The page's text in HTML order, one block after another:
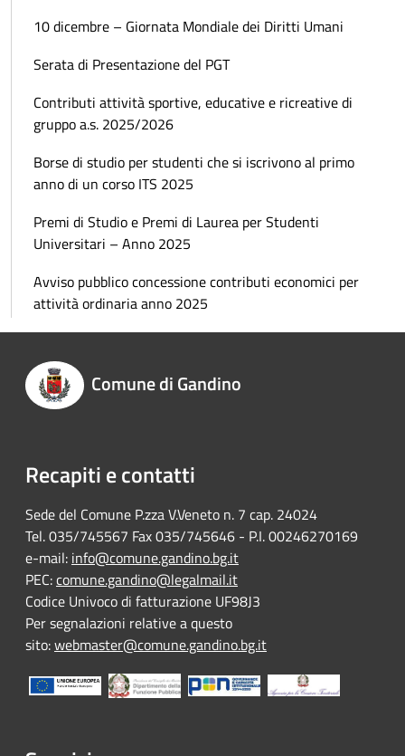
10 dicembre – Giornata Mondiale dei Diritti Umani
Serata di Presentazione del PGT
Contributi attività sportive, educative e ricreative di
gruppo a.s. 2025/2026
Borse di studio per studenti che si iscrivono al primo
anno di un corso ITS 2025
Premi di Studio e Premi di Laurea per Studenti
Universitari – Anno 2025
Avviso pubblico concessione contributi economici per
attività ordinaria anno 2025
Comune di Gandino
Recapiti e contatti
Sede del Comune P.zza V.Veneto n. 7 cap. 24024
Tel. 035/745567 Fax 035/745646 - P.I. 00246270169
e-mail: info@comune.gandino.bg.it
PEC:comune.gandino@legalmail.it
Codice Univoco di fatturazione UF98J3
Per segnalazioni relative a questo
sito:webmaster@comune.gandino.bg.it